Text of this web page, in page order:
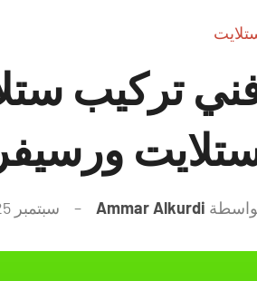
ورسيفر
Ammar Alkurdi سبتمبر 25, 2021